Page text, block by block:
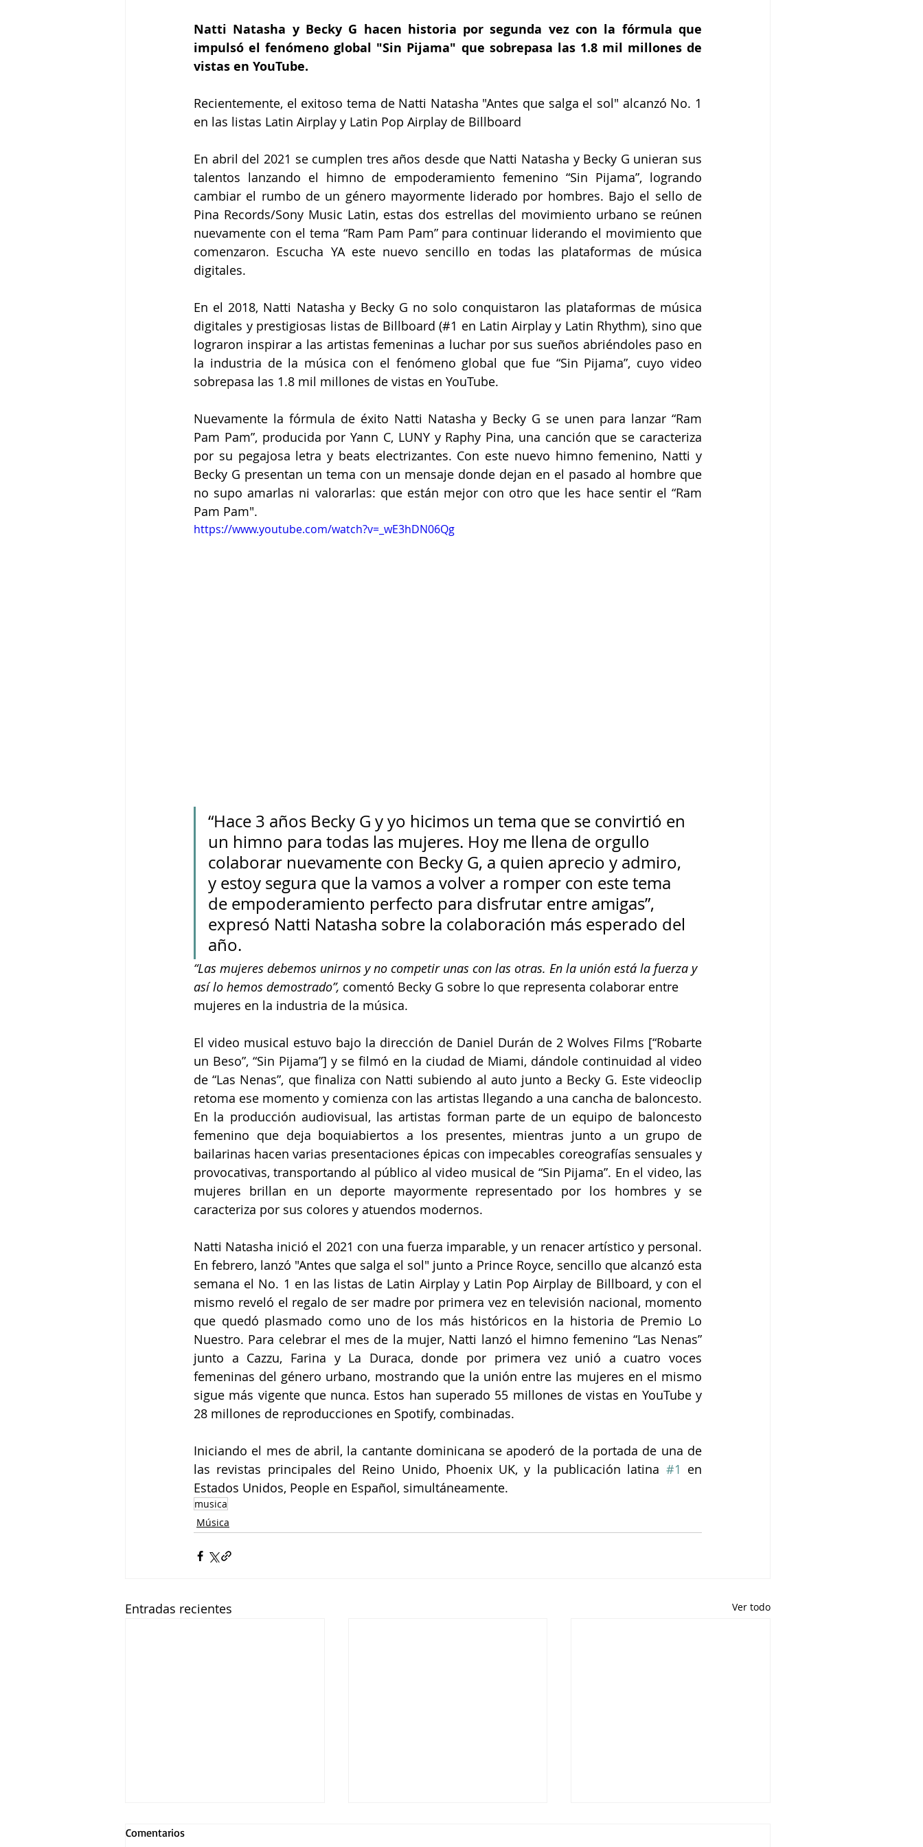
Natti Natasha y Becky G hacen historia por segunda vez con la fórmula que
impulsó el fenómeno global "Sin Pijama" que sobrepasa las 1.8 mil millones de
vistas en YouTube.
Recientemente, el exitoso tema de Natti Natasha "Antes que salga el sol" alcanzó No. 1
en las listas Latin Airplay y Latin Pop Airplay de Billboard
En abril del 2021 se cumplen tres años desde que Natti Natasha y Becky G unieran sus
talentos lanzando el himno de empoderamiento femenino “Sin Pijama”, logrando
cambiar el rumbo de un género mayormente liderado por hombres. Bajo el sello de
Pina Records/Sony Music Latin, estas dos estrellas del movimiento urbano se reúnen
nuevamente con el tema “Ram Pam Pam” para continuar liderando el movimiento que
comenzaron. Escucha YA este nuevo sencillo en todas las plataformas de música
digitales.
En el 2018, Natti Natasha y Becky G no solo conquistaron las plataformas de música
digitales y prestigiosas listas de Billboard (#1 en Latin Airplay y Latin Rhythm), sino que
lograron inspirar a las artistas femeninas a luchar por sus sueños abriéndoles paso en
la industria de la música con el fenómeno global que fue “Sin Pijama”, cuyo video
sobrepasa las 1.8 mil millones de vistas en YouTube.
Nuevamente la fórmula de éxito Natti Natasha y Becky G se unen para lanzar “Ram
Pam Pam”, producida por Yann C, LUNY y Raphy Pina, una canción que se caracteriza
por su pegajosa letra y beats electrizantes. Con este nuevo himno femenino, Natti y
Becky G presentan un tema con un mensaje donde dejan en el pasado al hombre que
no supo amarlas ni valorarlas: que están mejor con otro que les hace sentir el “Ram
Pam Pam".
https://www.youtube.com/watch?v=_wE3hDN06Qg
“Hace 3 años Becky G y yo hicimos un tema que se convirtió en
un himno para todas las mujeres. Hoy me llena de orgullo
colaborar nuevamente con Becky G, a quien aprecio y admiro,
y estoy segura que la vamos a volver a romper con este tema
de empoderamiento perfecto para disfrutar entre amigas”,
expresó Natti Natasha sobre la colaboración más esperado del
año.
“Las mujeres debemos unirnos y no competir unas con las otras. En la unión está la fuerza y
así lo hemos demostrado”, comentó Becky G sobre lo que representa colaborar entre
mujeres en la industria de la música.
El video musical estuvo bajo la dirección de Daniel Durán de 2 Wolves Films [“Robarte
un Beso”, “Sin Pijama”] y se filmó en la ciudad de Miami, dándole continuidad al video
de “Las Nenas”, que finaliza con Natti subiendo al auto junto a Becky G. Este videoclip
retoma ese momento y comienza con las artistas llegando a una cancha de baloncesto.
En la producción audiovisual, las artistas forman parte de un equipo de baloncesto
femenino que deja boquiabiertos a los presentes, mientras junto a un grupo de
bailarinas hacen varias presentaciones épicas con impecables coreografías sensuales y
provocativas, transportando al público al video musical de “Sin Pijama”. En el video, las
mujeres brillan en un deporte mayormente representado por los hombres y se
caracteriza por sus colores y atuendos modernos.
Natti Natasha inició el 2021 con una fuerza imparable, y un renacer artístico y personal.
En febrero, lanzó "Antes que salga el sol" junto a Prince Royce, sencillo que alcanzó esta
semana el No. 1 en las listas de Latin Airplay y Latin Pop Airplay de Billboard, y con el
mismo reveló el regalo de ser madre por primera vez en televisión nacional, momento
que quedó plasmado como uno de los más históricos en la historia de Premio Lo
Nuestro. Para celebrar el mes de la mujer, Natti lanzó el himno femenino “Las Nenas”
junto a Cazzu, Farina y La Duraca, donde por primera vez unió a cuatro voces
femeninas del género urbano, mostrando que la unión entre las mujeres en el mismo
sigue más vigente que nunca. Estos han superado 55 millones de vistas en YouTube y
28 millones de reproducciones en Spotify, combinadas.
Iniciando el mes de abril, la cantante dominicana se apoderó de la portada de una de
las revistas principales del Reino Unido, Phoenix UK, y la publicación latina #1 en
Estados Unidos, People en Español, simultáneamente.
musica
Música
Entradas recientes Ver todo
Comentarios